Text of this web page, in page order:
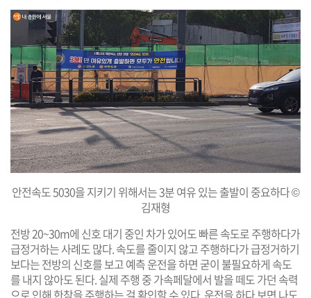
안전속도 5030을 지키기 위해서는 3분 여유 있는 출발이 중요하다 ©
김재형
전방 20~30m에 신호 대기 중인 차가 있어도 빠른 속도로 주행하다가
급정거하는 사례도 많다. 속도를 줄이지 않고 주행하다가 급정거하기
보다는 전방의 신호를 보고 예측 운전을 하면 굳이 불필요하게 속도
를 내지 않아도 된다. 실제 주행 중 가속페달에서 발을 떼도 가던 속력
으로 인해 한참을 주행하는 걸 확인할 수 있다. 운전을 하다 보면 나도